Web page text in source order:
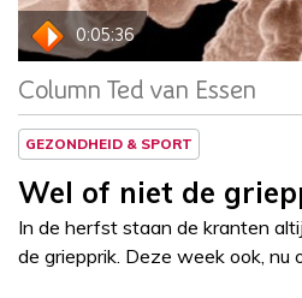
0:05:36
Column Ted van Essen
GEZONDHEID & SPORT
Wel of niet de
In de herfst staan de kranten
de griepprik. Deze week ook, nu